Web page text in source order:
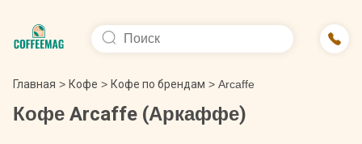
Главная > Кофе > Кофе по брендам > Arcaffe
Кофе Arcaffe (Аркаффе)